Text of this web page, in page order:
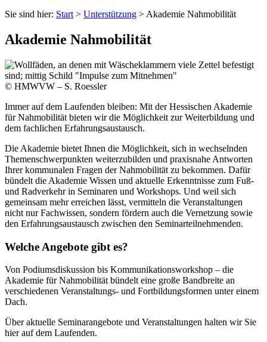
Sie sind hier: Start > Unterstützung > Akademie Nahmobilität
Akademie Nahmobilität
© HMWVW – S. Roessler
Immer auf dem Laufenden bleiben: Mit der Hessischen Akademie
für Nahmobilität bieten wir die Möglichkeit zur Weiterbildung und
dem fachlichen Erfahrungsaustausch.
Die Akademie bietet Ihnen die Möglichkeit, sich in wechselnden
Themenschwerpunkten weiterzubilden und praxisnahe Antworten
Ihrer kommunalen Fragen der Nahmobilität zu bekommen. Dafür
bündelt die Akademie Wissen und aktuelle Erkenntnisse zum Fuß-
und Radverkehr in Seminaren und Workshops. Und weil sich
gemeinsam mehr erreichen lässt, vermitteln die Veranstaltungen
nicht nur Fachwissen, sondern fördern auch die Vernetzung sowie
den Erfahrungsaustausch zwischen den Seminarteilnehmenden.
Welche Angebote gibt es?
Von Podiumsdiskussion bis Kommunikationsworkshop – die
Akademie für Nahmobilität bündelt eine große Bandbreite an
verschiedenen Veranstaltungs- und Fortbildungsformen unter einem
Dach.
Über aktuelle Seminarangebote und Veranstaltungen halten wir Sie
hier auf dem Laufenden.